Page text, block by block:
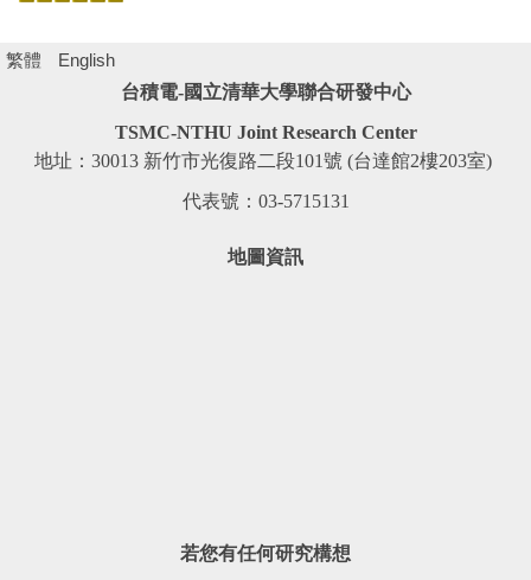
繁體
English
台積電-國立清華大學聯合研發中心
TSMC-NTHU Joint Research Center
地址：30013 新竹市光復路二段101號 (台達館2樓203室)
代表號：03-5715131
地圖資訊
若您有任何研究構想